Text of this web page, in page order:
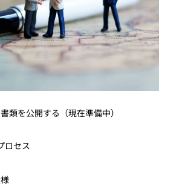
類を公開する（現在準備中）
ロセス